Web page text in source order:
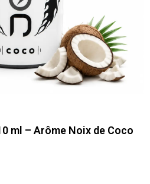
ml – Arôme Noix de Coco